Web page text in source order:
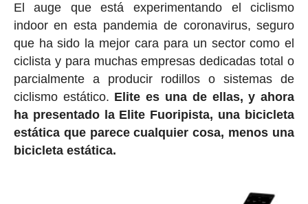
El auge que está experimentando el ciclismo
indoor en esta pandemia de coronavirus, seguro
que ha sido la mejor cara para un sector como el
ciclista y para muchas empresas dedicadas total o
parcialmente a producir rodillos o sistemas de
ciclismo estático. Elite es una de ellas, y ahora
ha presentado la Elite Fuoripista, una bicicleta
estática que parece cualquier cosa, menos una
bicicleta estática.